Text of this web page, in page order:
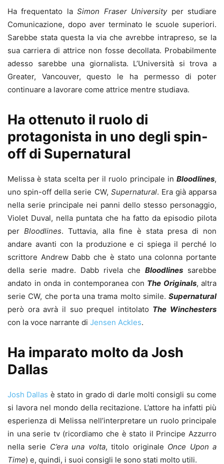
Ha frequentato laSimon Fraser Universityper studiare
Comunicazione, dopo aver terminato le scuole superiori.
Sarebbe stata questa la via che avrebbe intrapreso, se la
sua carriera di attrice non fosse decollata. Probabilmente
adesso sarebbe una giornalista. L’Università si trova a
Greater, Vancouver, questo le ha permesso di poter
continuare a lavorare come attrice mentre studiava.
Ha ottenuto il ruolo di
protagonista in uno degli spin-
off di Supernatural
Melissa è stata scelta per il ruolo principale in Bloodlines,
uno spin-off della serie CW, Supernatural. Era già apparsa
nella serie principale nei panni dello stesso personaggio,
Violet Duval, nella puntata che ha fatto da episodio pilota
per Bloodlines. Tuttavia, alla fine è stata presa di non
andare avanti con la produzione e ci spiega il perché lo
scrittore Andrew Dabb che è stato una colonna portante
della serie madre. Dabb rivela che Bloodlines sarebbe
andato in onda in contemporanea con The Originals, altra
serie CW, che porta una trama molto simile. Supernatural
però ora avrà il suo prequel intitolato The Winchesters
con la voce narrante di Jensen Ackles.
Ha imparato molto da Josh
Dallas
Josh Dallas è stato in grado di darle molti consigli su come
si lavora nel mondo della recitazione. L’attore ha infatti più
esperienza di Melissa nell’interpretare un ruolo principale
in una serie tv (ricordiamo che è stato il Principe Azzurro
nella serie C’era una volta, titolo originale Once Upon a
Time) e, quindi, i suoi consigli le sono stati molto utili.